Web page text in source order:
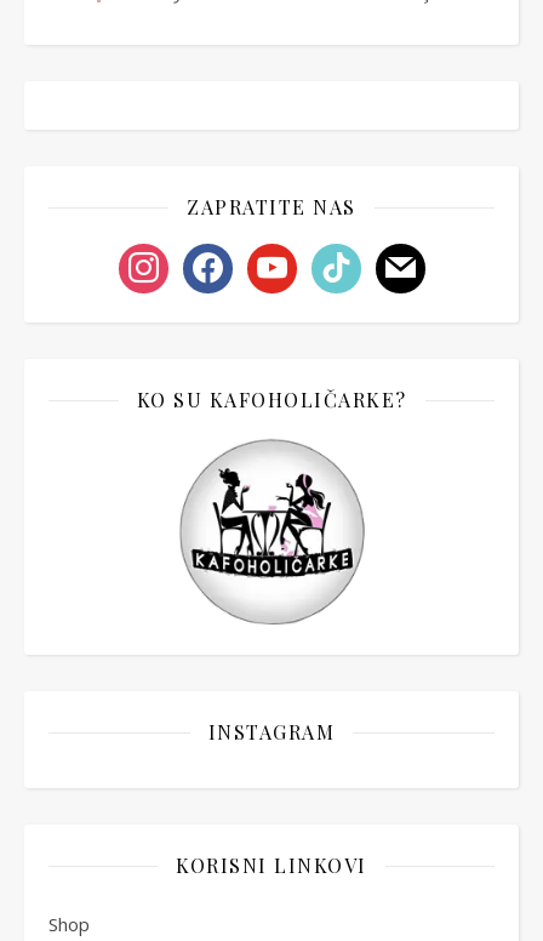
ZAPRATITE NAS
instagramfacebookyoutubetiktok mail
KO SU KAFOHOLIČARKE?
INSTAGRAM
KORISNI LINKOVI
Shop